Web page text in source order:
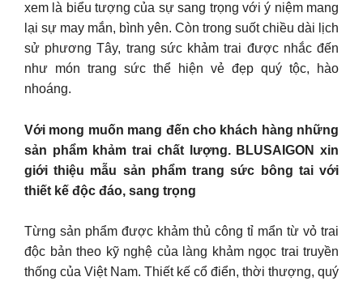
xem là biểu tượng của sự sang trọng với ý niệm mang
lại sự may mắn, bình yên. Còn trong suốt chiều dài lịch
sử phương Tây, trang sức khảm trai được nhắc đến
như món trang sức thể hiện vẻ đẹp quý tộc, hào
nhoáng.
Với mong muốn mang đến cho khách hàng những
sản phẩm khảm trai chất lượng. BLUSAIGON xin
giới thiệu mẫu sản phẩm trang sức bông tai với
thiết kế độc đáo, sang trọng
Từng sản phẩm được khảm thủ công tỉ mẩn từ vỏ trai
độc bản theo kỹ nghệ của làng khảm ngọc trai truyền
thống của Việt Nam. Thiết kế cổ điển, thời thượng, quý